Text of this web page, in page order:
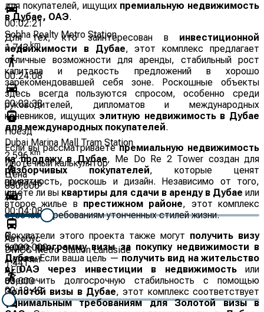
для покупателей, ищущих премиальную недвижимость
в Дубае, ОАЭ.
Для тех, кто заинтересован в инвестиционной
недвижимости в Дубае, этот комплекс предлагает
отличные возможности для аренды, стабильный рост
капитала и редкость предложений в хорошо
зарекомендовавшей себя зоне. Роскошные объекты
здесь всегда пользуются спросом, особенно среди
руководителей, дипломатов и международных
кочевников, ищущих элитную недвижимость в Дубае
для международных покупателей.
Если вы рассматриваетепремиальную недвижимость
на продажу в Дубае, Me Do Re 2 Tower создан для
разборчивых покупателей, которые ценят
приватность, роскошь и дизайн. Независимо от того,
ищете ли вы квартиры для сдачи в аренду в Дубае или
второе жилье в престижном районе, этот комплекс
отвечает требованиям утонченных стилей жизни.
Покупатели этого проекта также могут получить визу
черезпрограмму визы за покупку недвижимости в
Дубае. Если ваша цель — получить вид на жительство
в ОАЭ через инвестиции в недвижимостьили
обеспечить долгосрочную стабильность с помощью
Золотой визы в Дубае, этот комплекс соответствует
минимальным требованиям для Золотой визы в
00:02:21
Sobha Realty Metro Station
1.743km
00:24:08
00:02:38
Поезд
Dubai Marina Mall Tram Station
2.596km
00:37:46
00:04:08
Автобус
DMCC Metro Station Landside
1.441km
00:19:49
Ипотечный калькулятор
Цена
830,000
AED
0
5,000,000
Депозит
AED
83,000